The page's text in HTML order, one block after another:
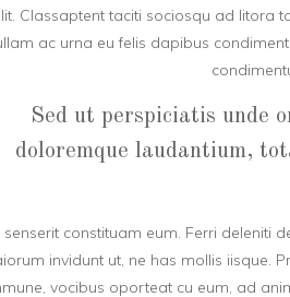
Classaptent taciti sociosqu ad litora
ac urna eu felis dapibus
Sed ut perspiciatis unde
doloremque laudantium,
senserit constituam eum. Ferri deleniti
invidunt ut, ne has mollis iisque.
vocibus oporteat cu eum, ad